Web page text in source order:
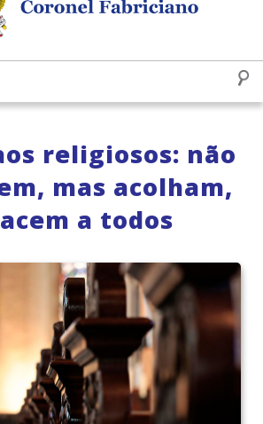
religiosos: não
mas acolham,
a todos